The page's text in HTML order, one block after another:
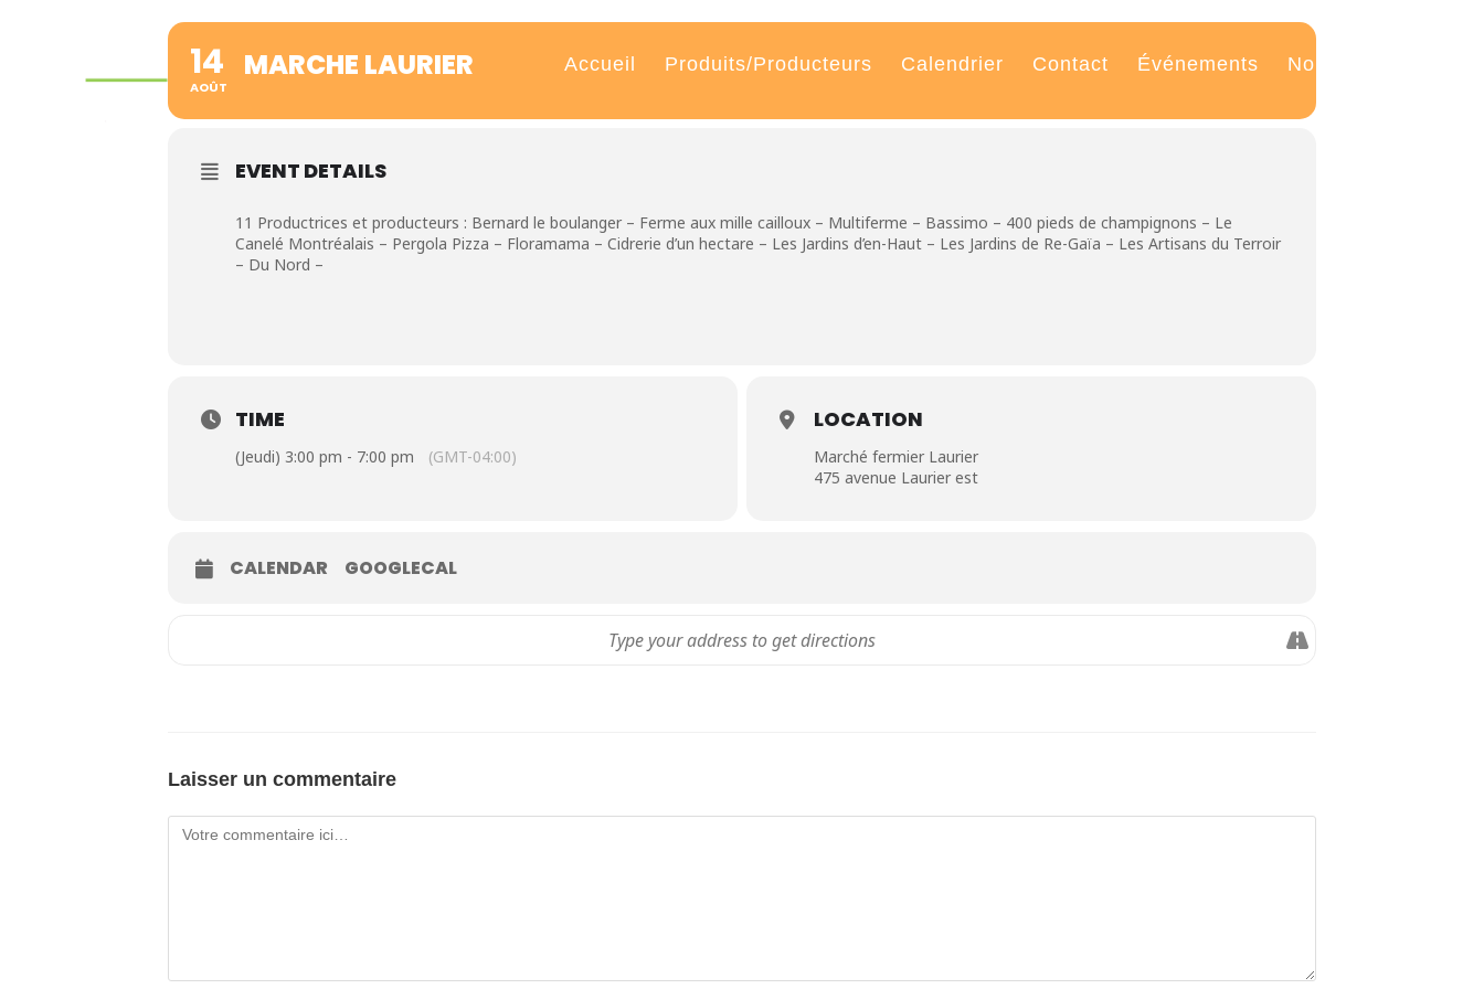
Accueil Produits/Producteurs Calendrier Contact Événements Nouvelles
14
AOÛT
MARCHE LAURIER
EVENT DETAILS
11 Productrices et producteurs : Bernard le boulanger – Ferme aux mille cailloux – Multiferme – Bassimo – 400 pieds de champignons – Le
Canelé Montréalais – Pergola Pizza – Floramama – Cidrerie d’un hectare – Les Jardins d’en-Haut – Les Jardins de Re-Gaïa – Les Artisans du Terroir
– Du Nord –
TIME
(Jeudi) 3:00 pm - 7:00 pm (GMT-04:00)
LOCATION
Marché fermier Laurier
475 avenue Laurier est
CALENDAR GOOGLECAL
Laisser un commentaire